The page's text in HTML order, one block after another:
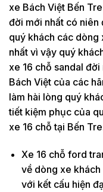
xe Bách Việt Bến
đời mới nhất có niên
quý khách các dòng
nhất vì vậy quý
xe 16 chỗ sandal
Bách Việt của các
làm hài lòng quý
tiết kiệm phục của
xe 16 chỗ tại Bến
Xe 16 chỗ ford
về dòng xe
với kết cấu hiện